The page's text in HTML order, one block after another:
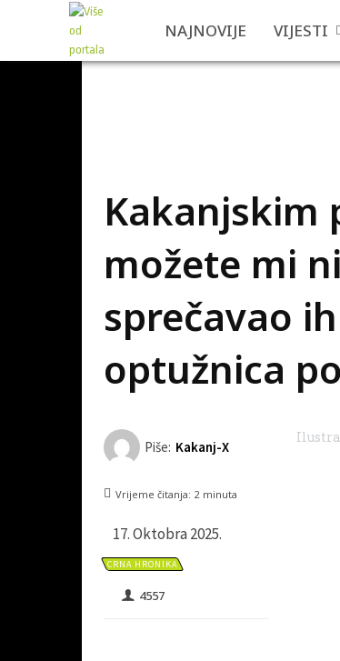
NAJNOVIJE VIJESTI
Kakanjskim
možete mi
sprečavao
optužnica
Piše: Kakanj-X
Vrijeme čitanja: 2 minuta
17. Oktobra 2025.
CRNA HRONIKA
4557